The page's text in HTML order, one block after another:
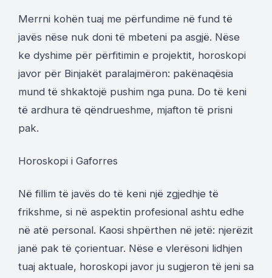
Merrni kohën tuaj me përfundime në fund të
javës nëse nuk doni të mbeteni pa asgjë. Nëse
ke dyshime për përfitimin e projektit, horoskopi
javor për Binjakët paralajmëron: pakënaqësia
mund të shkaktojë pushim nga puna. Do të keni
të ardhura të qëndrueshme, mjafton të prisni
pak.
Horoskopi i Gaforres
Në fillim të javës do të keni një zgjedhje të
frikshme, si në aspektin profesional ashtu edhe
në atë personal. Kaosi shpërthen në jetë: njerëzit
janë pak të çorientuar. Nëse e vlerësoni lidhjen
tuaj aktuale, horoskopi javor ju sugjeron të jeni sa